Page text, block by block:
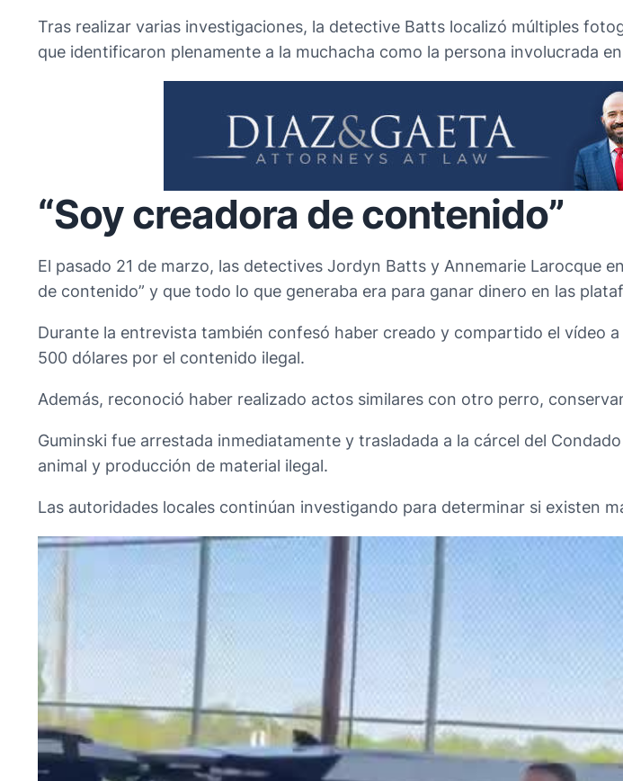
Tras realizar varias investigaciones, la detective Batts localizó múltiples
que identificaron plenamente a la muchacha como la persona involucrada
“Soy creadora de contenido”
El pasado 21 de marzo, las detectives Jordyn Batts y Annemarie Larocque
de contenido” y que todo lo que generaba era para ganar dinero en las
Durante la entrevista también confesó haber creado y compartido el vídeo
500 dólares por el contenido ilegal.
Además, reconoció haber realizado actos similares con otro perro,
Guminski fue arrestada inmediatamente y trasladada a la cárcel del
animal y producción de material ilegal.
Las autoridades locales continúan investigando para determinar si existen